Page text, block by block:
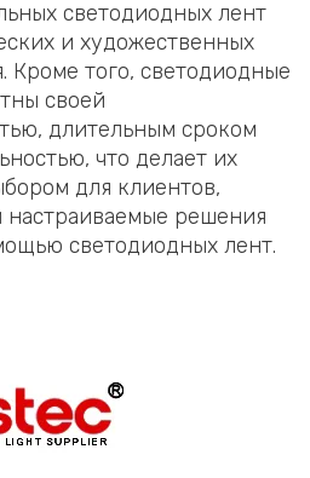
светодиодных лент
и художественных
Кроме того, светодиодные
своей
длительным сроком
что делает их
для клиентов,
решения
светодиодных лент.